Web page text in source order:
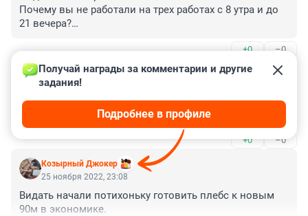
Почему вы не работали на трех работах с 8 утра и до
21 вечера?
на черный день?
Вот эти черные времена и наступили.
+0 –0
Гость
26 ноября 2022, 00:19
В общем, надеяться можно только на добрых
инопланетян, которые прилетят и нас спасут.
+0 –0
Козырный Джокер
Получай награды за комментарии и другие
задания!
Подробнее в профиле
25 ноября 2022, 23:08
Видать начали потихоньку готовить плебс к новым
90м в экономике.